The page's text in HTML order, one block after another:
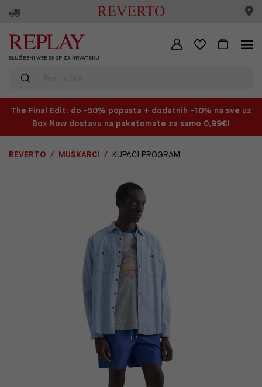
SLUŽBENI WEB SHOP ZA HRVATSKU
The Final Edit: do -50% popusta + dodatnih -10% na sve uz
Box Now dostavu na paketomate za samo 0,99€!
REVERTO MUŠKARCI KUPAĆI PROGRAM